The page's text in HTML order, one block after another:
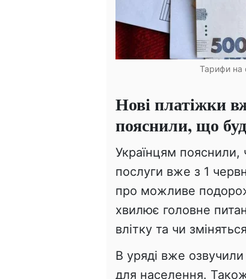
Тарифи на
Нові платіжки
пояснили, що
Українцям пояснили,
послуги вже з 1
про можливе
хвилює головне
влітку та чи
В уряді вже
для населення.